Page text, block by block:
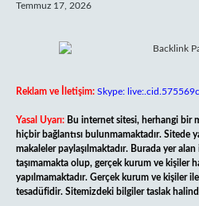
Temmuz 17, 2026
Reklam ve İletişim: Skype:
Yasal Uyarı: Bu internet sitesi, herhangi bir
hiçbir bağlantısı bulunmamaktadır. Sitede
makaleler paylaşılmaktadır. Burada yer
taşımamakta olup, gerçek kurum ve kişiler
yapılmamaktadır. Gerçek kurum ve kişiler
tesadüfidir. Sitemizdeki bilgiler taslak